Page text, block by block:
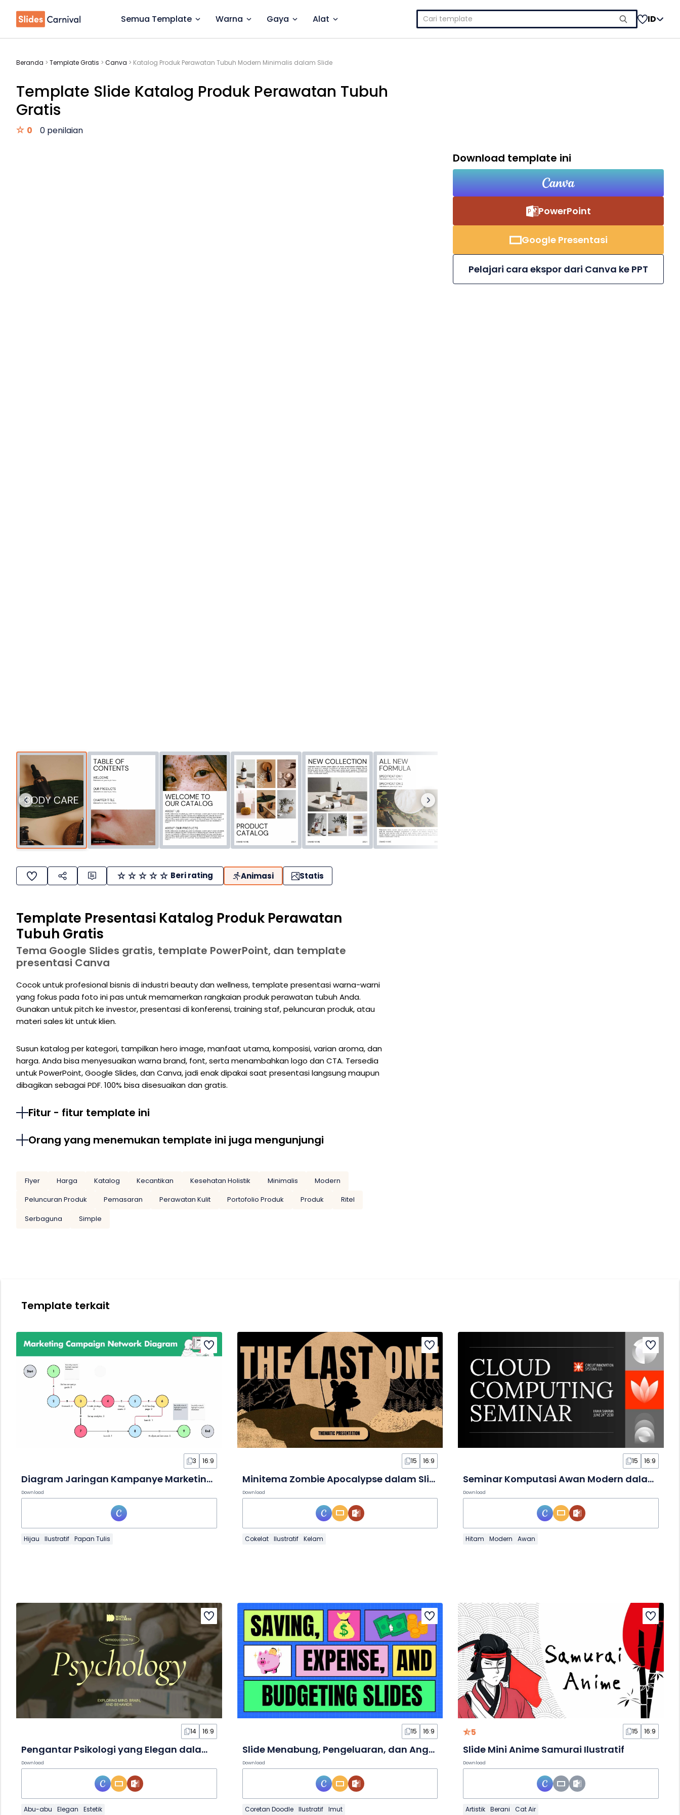
Semua Template Warna Gaya Alat
Cari
untuk:
ID
Beranda > Template Gratis > Canva > Katalog Produk Perawatan Tubuh Modern Minimalis dalam Slide
Template Slide Katalog Produk Perawatan Tubuh
Gratis
0 0 penilaian
Beri rating Animasi Statis
Template Presentasi Katalog Produk Perawatan
Tubuh Gratis
Tema Google Slides gratis, template PowerPoint, dan template
presentasi Canva
Cocok untuk profesional bisnis di industri beauty dan wellness, template presentasi warna-warni
yang fokus pada foto ini pas untuk memamerkan rangkaian produk perawatan tubuh Anda.
Gunakan untuk pitch ke investor, presentasi di konferensi, training staf, peluncuran produk, atau
materi sales kit untuk klien.
Susun katalog per kategori, tampilkan hero image, manfaat utama, komposisi, varian aroma, dan
harga. Anda bisa menyesuaikan warna brand, font, serta menambahkan logo dan CTA. Tersedia
untuk PowerPoint, Google Slides, dan Canva, jadi enak dipakai saat presentasi langsung maupun
dibagikan sebagai PDF. 100% bisa disesuaikan dan gratis.
Fitur - fitur template ini
Orang yang menemukan template ini juga mengunjungi
Flyer Harga Katalog Kecantikan Kesehatan Holistik Minimalis
Modern
Peluncuran Produk
Pemasaran Perawatan Kulit Portofolio Produk Produk
Ritel
Serbaguna
Simple
Download template ini
PowerPoint
Google Presentasi
Pelajari cara ekspor dari Canva ke PPT
Template terkait
3 16:9
Diagram Jaringan Kampanye Marketing dalam Papan Tulis
Download
Hijau Ilustratif Papan Tulis
15 16:9
Minitema Zombie Apocalypse dalam Slide
Download
Cokelat Ilustratif Kelam
15 16:9
Seminar Komputasi Awan Modern dalam Slide
Download
Hitam Modern Awan
14 16:9
Pengantar Psikologi yang Elegan dalam Slide
Download
Abu-abu Elegan Estetik
15 16:9
Slide Menabung, Pengeluaran, dan Anggaran yang Imut
Download
Coretan Doodle Ilustratif Imut
5 15 16:9
Slide Mini Anime Samurai Ilustratif
Download
Artistik Berani Cat Air